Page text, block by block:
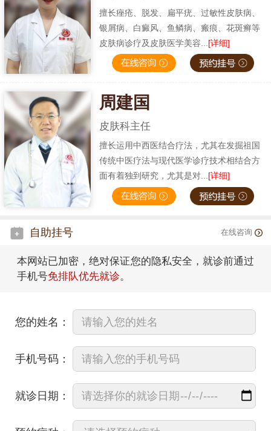
擅长痤疮、脱发、扁平疣、过敏性皮肤病、
银屑病、白癜风、鱼鳞病、瘢痕、花斑癣等
皮肤病诊疗及皮肤医学美容... [详细]
周建国
皮肤科主任
擅长运用中西医结合疗法，尤其在发掘祖国
传统中医疗法与现代医学诊疗技术相结合方
面有着独到研究，尤其是对...[详细]
自助挂号 在线咨询
本网站已加密，绝对保证您的隐私安全，就诊前通过
手机号免排队优先就诊。
您的姓名：
手机号码：
就诊日期：